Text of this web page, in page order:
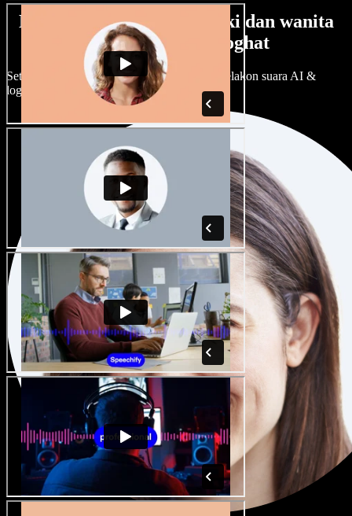
Banyak pilihan suara lelaki dan wanita
dengan pelbagai loghat
Setiap projek boleh jadi unik. Pilih ratusan pelakon suara AI &
loghat, laraskan ikut cita rasa anda.